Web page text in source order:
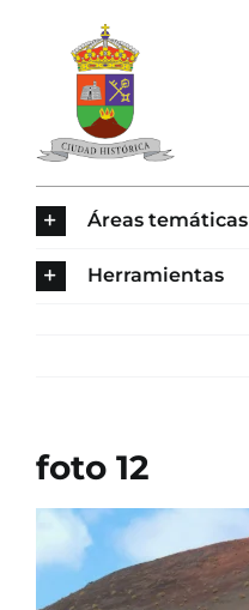
contenido
CONTACTO
Áreas temáticas
Herramientas
foto 12